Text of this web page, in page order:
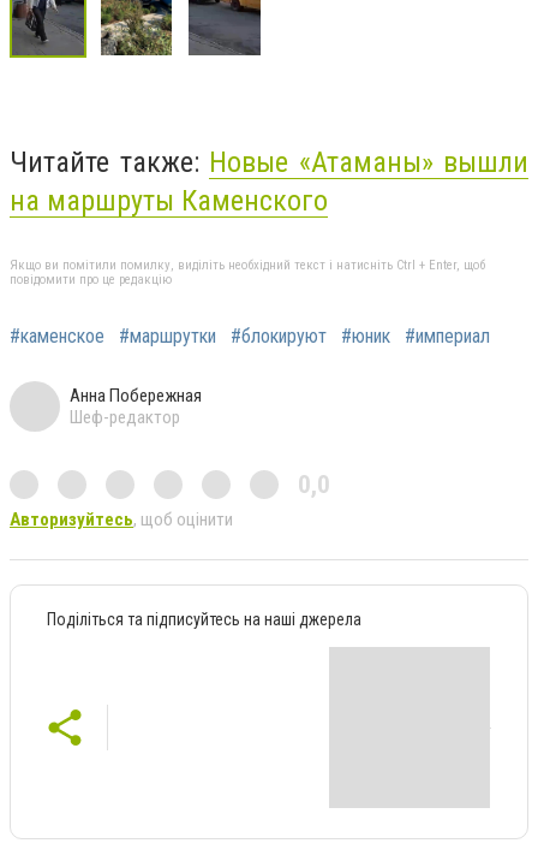
Читайте также: Новые «Атаманы» вышли
на маршруты Каменского
Якщо ви помітили помилку, виділіть необхідний текст і натисніть Ctrl + Enter, щоб
повідомити про це редакцію
#каменское #маршрутки #блокируют #юник #империал
Анна Побережная
Шеф-редактор
0,0
Авторизуйтесь, щоб оцінити
Поділіться та підписуйтесь на наші джерела